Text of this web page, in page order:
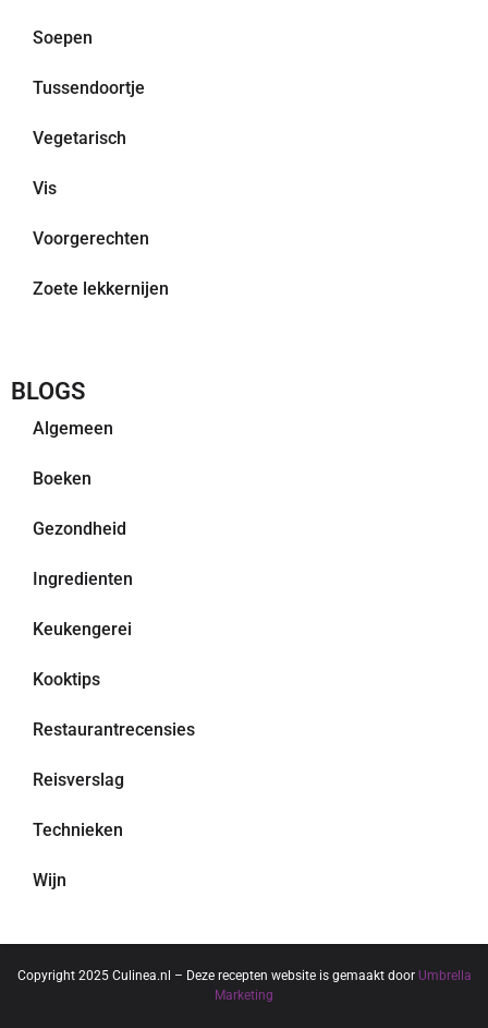
Soepen
Tussendoortje
Vegetarisch
Vis
Voorgerechten
Zoete lekkernijen
BLOGS
Algemeen
Boeken
Gezondheid
Ingredienten
Keukengerei
Kooktips
Restaurantrecensies
Reisverslag
Technieken
Wijn
Copyright 2025 Culinea.nl – Deze recepten website is gemaakt door Umbrella
Marketing